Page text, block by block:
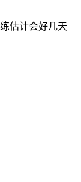
估计会好几天